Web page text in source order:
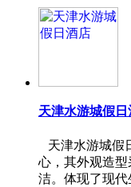
天津水游城假日
天津水游城假
心，其外观造
洁。体现了现